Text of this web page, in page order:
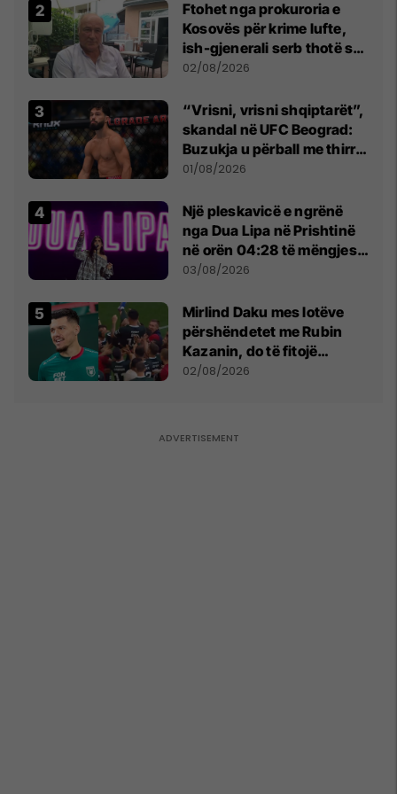
Ftohet nga prokuroria e
Kosovës për krime lufte,
ish-gjenerali serb thotë se
dikush e tradhtoi në
02/08/2026
“Vrisni, vrisni shqiptarët”,
skandal në UFC Beograd:
Buzukja u përball me thirrje
anti-shqiptare nga
01/08/2026
Një pleskavicë e ngrënë
nga Dua Lipa në Prishtinë
në orën 04:28 të mëngjesit
- dhe bota digjitale serbe
03/08/2026
Mirlind Daku mes lotëve
përshëndetet me Rubin
Kazanin, do të fitojë
miliona te Spartak Moska
02/08/2026